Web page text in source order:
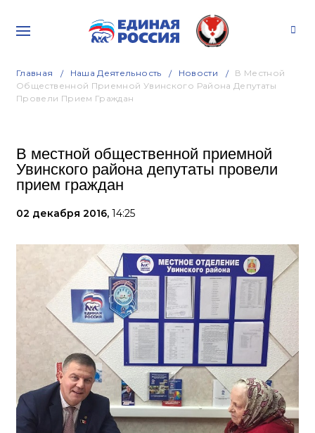
Главная Наша Деятельность Новости
В Местной
Общественной Приемной Увинского Района Депутаты
Провели Прием Граждан
В местной общественной приемной
Увинского района депутаты провели
прием граждан
02 декабря 2016, 14:25